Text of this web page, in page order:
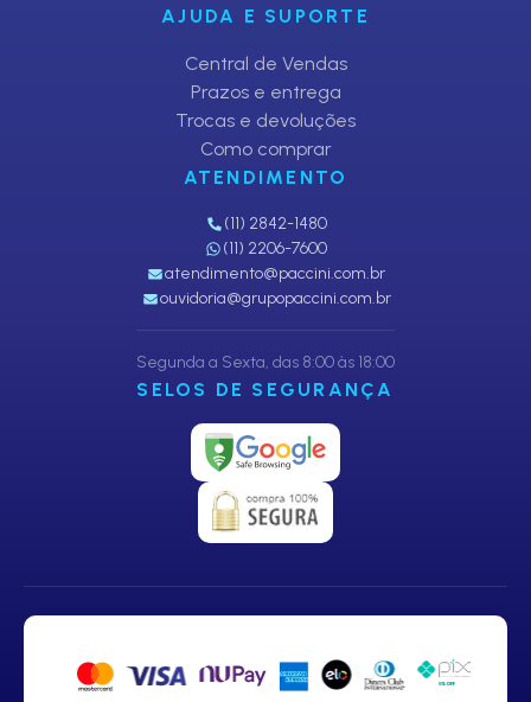
AJUDA E SUPORTE
Central de Vendas
Prazos e entrega
Trocas e devoluções
Como comprar
ATENDIMENTO
(11) 2842-1480
(11) 2206-7600
atendimento@paccini.com.br
ouvidoria@grupopaccini.com.br
Segunda a Sexta, das 8:00 às 18:00
SELOS DE SEGURANÇA